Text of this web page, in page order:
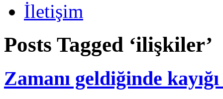
İletişim
Posts Tagged ‘ilişkiler’
Zamanı geldiğinde